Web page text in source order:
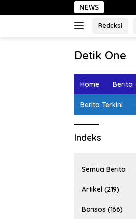
ke
NEWS
Redaksi
Detik One
Ungkap
Home Berita
Berita Terkini
Indeks
Semua Berita
Artikel (219)
Bansos (166)